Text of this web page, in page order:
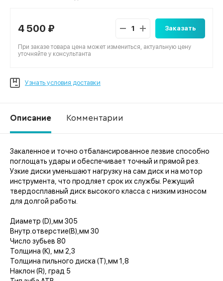
4 500 ₽ Заказать
При заказе товара цена может измениться, актуальную цену
уточняйте у консультанта
Узнать условия доставки
Описание Комментарии
Закаленное и точно отбалансированное лезвие способно
поглощать удары и обеспечивает точный и прямой рез.
Узкие диски уменьшают нагрузку на сам диск и на мотор
инструмента, что продляет срок их службы. Режущий
твердосплавный диск высокого класса с низким износом
для долгой работы.
Диаметр (D),мм 305
Внутр.отверстие(B),мм 30
Число зубьев 80
Толщина (К), мм 2,3
Толщина пильного диска (T),мм 1,8
Наклон (R), град 5